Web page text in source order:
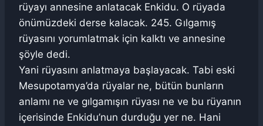
rüyayı annesine anlatacak Enkidu. O rüyada
önümüzdeki derse kalacak. 245. Gılgamış
rüyasını yorumlatmak için kalktı ve annesine
şöyle dedi.
Yani rüyasını anlatmaya başlayacak. Tabi eski
Mesupotamya’da rüyalar ne, bütün bunların
anlamı ne ve gılgamışın rüyası ne ve bu rüyanın
içerisinde Enkidu’nun durduğu yer ne. Hani